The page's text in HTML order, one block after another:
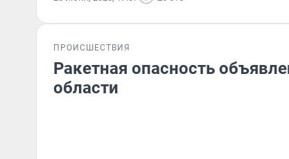
ПРОИСШЕСТВИЯ
Ракетная опасность
области